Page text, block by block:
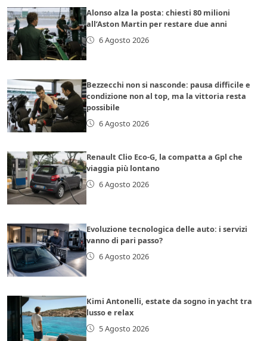
Alonso alza la posta: chiesti 80 milioni
all’Aston Martin per restare due anni
6 Agosto 2026
Bezzecchi non si nasconde: pausa difficile e
condizione non al top, ma la vittoria resta
possibile
6 Agosto 2026
Renault Clio Eco-G, la compatta a Gpl che
viaggia più lontano
6 Agosto 2026
Evoluzione tecnologica delle auto: i servizi
vanno di pari passo?
6 Agosto 2026
Kimi Antonelli, estate da sogno in yacht tra
lusso e relax
5 Agosto 2026